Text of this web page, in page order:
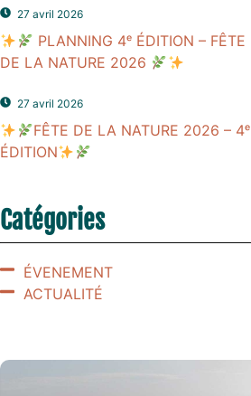
27 avril 2026
PLANNING 4ᵉ ÉDITION – FÊTE
DE LA NATURE 2026
27 avril 2026
FÊTE DE LA NATURE 2026 – 4ᵉ
ÉDITION
Catégories
ÉVENEMENT
ACTUALITÉ